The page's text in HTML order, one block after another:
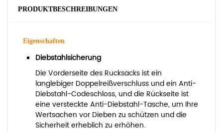
PRODUKTBESCHREIBUNGEN
Eigenschaften
Diebstahlsicherung
Die Vorderseite des Rucksacks ist ein
langlebiger Doppelreißverschluss und ein Anti-
Diebstahl-Codeschloss, und die Rückseite ist
eine versteckte Anti-Diebstahl-Tasche, um Ihre
Wertsachen vor Dieben zu schützen und die
Sicherheit erheblich zu erhöhen.